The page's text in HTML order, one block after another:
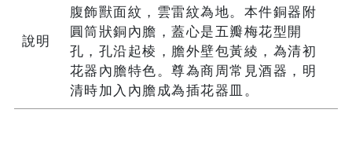
說明
腹飾獸面紋，雲雷紋為地。本件銅器附
圓筒狀銅內膽，蓋心是五瓣梅花型開
孔，孔沿起棱，膽外壁包黃綾，為清初
花器內膽特色。尊為商周常見酒器，明
清時加入內膽成為插花器皿。